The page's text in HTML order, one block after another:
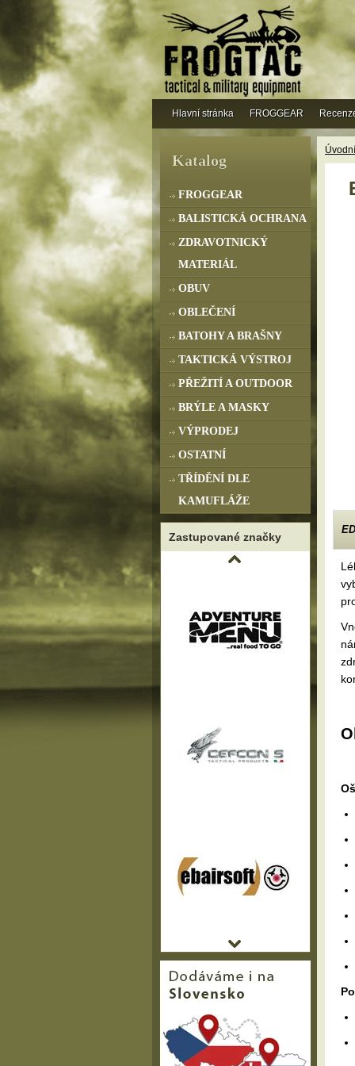
Katalog
FROGGEAR
BALISTICKÁ OCHRANA
ZDRAVOTNICKÝ
MATERIÁL
OBUV
OBLEČENÍ
BATOHY A BRAŠNY
TAKTICKÁ VÝSTROJ
PŘEŽITÍ A OUTDOOR
BRÝLE A MASKY
VÝPRODEJ
OSTATNÍ
TŘÍDĚNÍ DLE
KAMUFLÁŽE
Zastupované značky
Hlavní stránka FROGGEAR